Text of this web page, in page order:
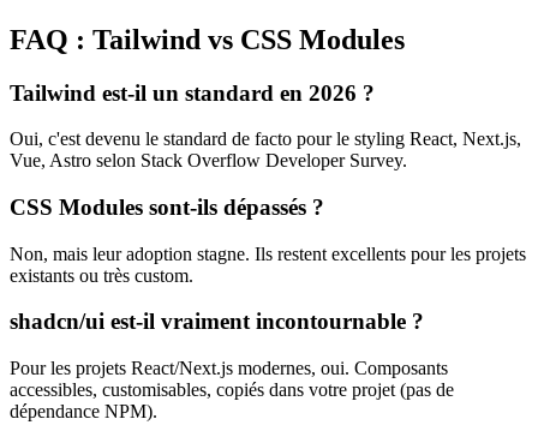
FAQ : Tailwind vs CSS Modules
Tailwind est-il un standard en 2026 ?
Oui, c'est devenu le standard de facto pour le styling React, Next.js,
Vue, Astro selon Stack Overflow Developer Survey.
CSS Modules sont-ils dépassés ?
Non, mais leur adoption stagne. Ils restent excellents pour les projets
existants ou très custom.
shadcn/ui est-il vraiment incontournable ?
Pour les projets React/Next.js modernes, oui. Composants
accessibles, customisables, copiés dans votre projet (pas de
dépendance NPM).